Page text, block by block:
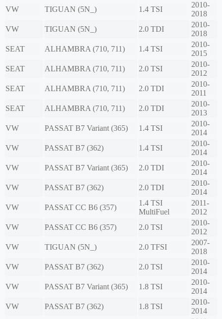
VW
TIGUAN (5N_) 1.4 TSI
2010-
2018
VW
TIGUAN (5N_) 2.0 TDI
2010-
2018
SEAT
ALHAMBRA (710, 711) 1.4 TSI
2010-
2015
SEAT
ALHAMBRA (710, 711) 2.0 TSI
2010-
2012
SEAT
ALHAMBRA (710, 711) 2.0 TDI
2010-
2011
SEAT
ALHAMBRA (710, 711) 2.0 TDI
2010-
2013
VW
PASSAT B7 Variant (365) 1.4 TSI
2010-
2014
VW
PASSAT B7 (362) 1.4 TSI
2010-
2014
VW
PASSAT B7 Variant (365) 2.0 TDI
2010-
2014
VW
PASSAT B7 (362) 2.0 TDI
2010-
2014
VW
PASSAT CC B6 (357)
1.4 TSI
MultiFuel
2011-
2012
VW
PASSAT CC B6 (357) 2.0 TSI
2010-
2012
VW
TIGUAN (5N_) 2.0 TFSI
2007-
2018
VW
PASSAT B7 (362) 2.0 TSI
2010-
2014
VW
PASSAT B7 Variant (365) 1.8 TSI
2010-
2014
VW
PASSAT B7 (362) 1.8 TSI
2010-
2014